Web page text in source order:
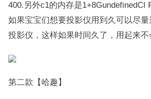
400.另外c1的内存是1+8GundefinedCI
如果宝宝们想要投影仪用到久可以尽
投影仪，这样如果时间久了，用起来不
第二款【哈趣】